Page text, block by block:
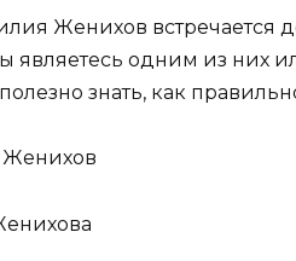
Женихов встречается
являетесь одним из них
знать, как
Женихов